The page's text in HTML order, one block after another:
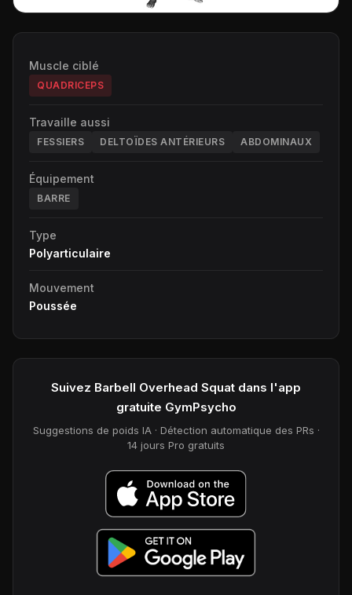
Muscle ciblé
QUADRICEPS
Travaille aussi
FESSIERS DELTOÏDES ANTÉRIEURS ABDOMINAUX
Équipement
BARRE
Type
Polyarticulaire
Mouvement
Poussée
Suivez Barbell Overhead Squat dans l'app
gratuite GymPsycho
Suggestions de poids IA · Détection automatique des PRs ·
14 jours Pro gratuits